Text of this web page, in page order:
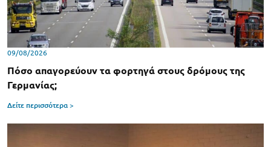
09/08/2026
Πόσο απαγορεύουν τα φορτηγά στους δρόμους της
Γερμανίας;
Δείτε περισσότερα >